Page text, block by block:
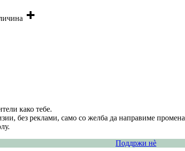
како тебе.
без реклами, само со желба да направиме
Поддржи нѐ